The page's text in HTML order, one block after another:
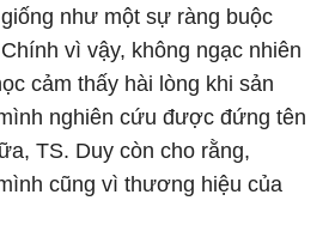
như một sự ràng buộc
vì vậy, không ngạc nhiên
cảm thấy hài lòng khi sản
nghiên cứu được đứng tên
TS. Duy còn cho rằng,
cũng vì thương hiệu của